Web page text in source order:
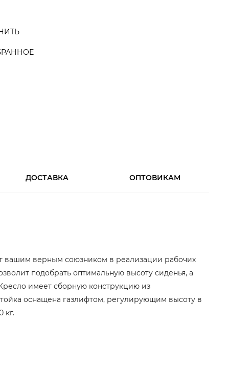
ДОСТАВКА ОПТОВИКАМ
вашим верным союзником в реализации рабочих
подобрать оптимальную высоту сиденья, а
имеет сборную конструкцию из
оснащена газлифтом, регулирующим высоту в
кг.